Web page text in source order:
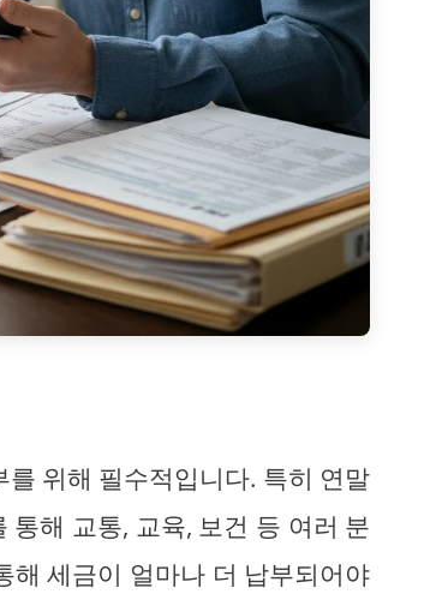
위해 필수적입니다. 특히 연말
해 교통, 교육, 보건 등 여러 분
해 세금이 얼마나 더 납부되어야